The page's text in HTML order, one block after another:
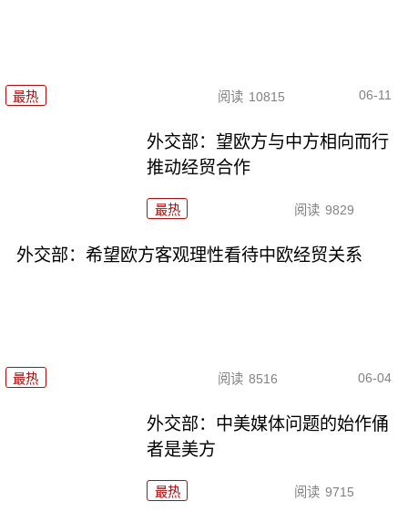
最热 阅读 10815 06-11
外交部：望欧方与中方相向而行
推动经贸合作
最热 阅读 9829
外交部：希望欧方客观理性看待中欧经贸关系
最热 阅读 8516 06-04
外交部：中美媒体问题的始作俑
者是美方
最热 阅读 9715